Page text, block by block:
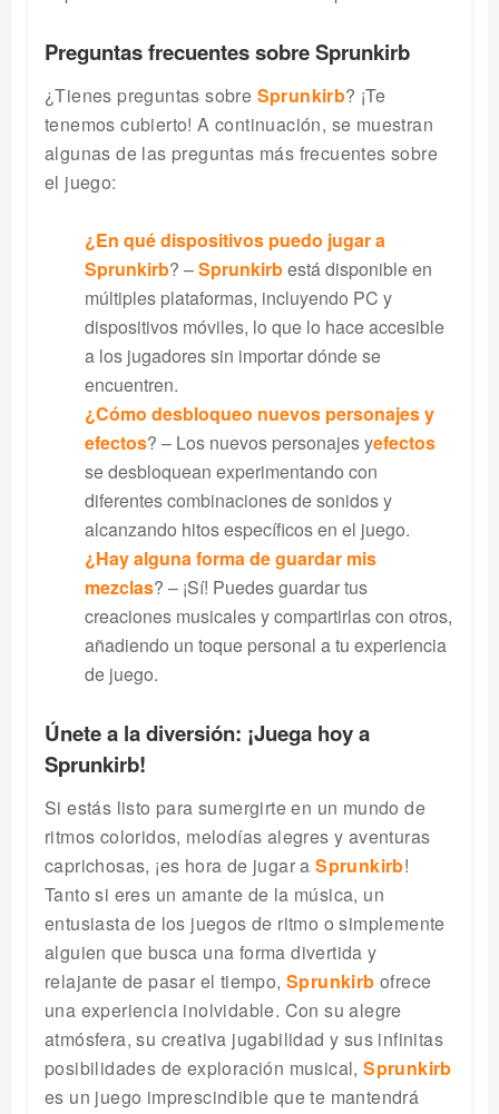
Preguntas frecuentes sobre Sprunkirb
¿Tienes preguntas sobre Sprunkirb? ¡Te
tenemos cubierto! A continuación, se muestran
algunas de las preguntas más frecuentes sobre
el juego:
¿En qué dispositivos puedo jugar a
Sprunkirb? –Sprunkirbestá disponible en
múltiples plataformas, incluyendo PC y
dispositivos móviles, lo que lo hace accesible
a los jugadores sin importar dónde se
encuentren.
¿Cómo desbloqueo nuevos personajes y
efectos? – Los nuevos personajes yefectos
se desbloquean experimentando con
diferentes combinaciones de sonidos y
alcanzando hitos específicos en el juego.
¿Hay alguna forma de guardar mis
mezclas? – ¡Sí! Puedes guardar tus
creaciones musicales y compartirlas con otros,
añadiendo un toque personal a tu experiencia
de juego.
Únete a la diversión: ¡Juega hoy a
Sprunkirb!
Si estás listo para sumergirte en un mundo de
ritmos coloridos, melodías alegres y aventuras
caprichosas, ¡es hora de jugar aSprunkirb!
Tanto si eres un amante de la música, un
entusiasta de los juegos de ritmo o simplemente
alguien que busca una forma divertida y
relajante de pasar el tiempo, Sprunkirb ofrece
una experiencia inolvidable. Con su alegre
atmósfera, su creativa jugabilidad y sus infinitas
posibilidades de exploración musical,Sprunkirb
es un juego imprescindible que te mantendrá